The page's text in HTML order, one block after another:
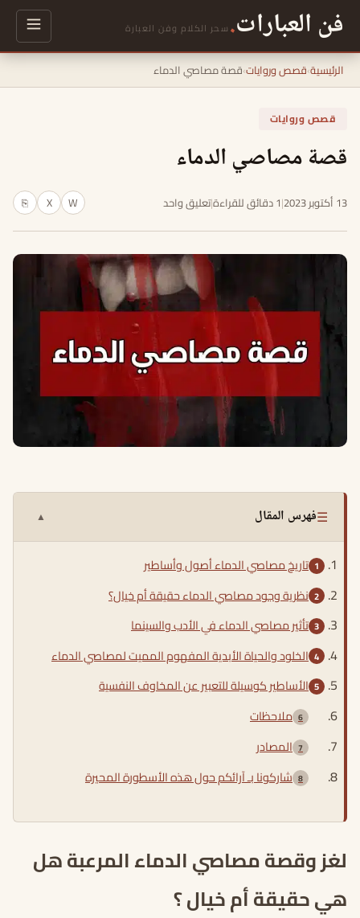
فن العبارات. سحر الكلام وفن العبارة
الرئيسية›قصص وروايات›قصة مصاصي الدماء
قصص وروايات
قصة مصاصي الدماء
13 أكتوبر 2023 |1 دقائق للقراءة |تعليق واحد W
X
⎘
☰فهرس المقال ▲
تاريخ مصاصي الدماء أصول وأساطير
نظرية وجود مصاصي الدماء حقيقة أم خيال؟
تأثير مصاصي الدماء في الأدب والسينما
الخلود والحياة الأبدية المفهوم المميت لمصاصي الدماء
الأساطير كوسيلة للتعبير عن المخاوف النفسية
ملاحظات
المصادر
شاركونا بـ آرائكم حول هذه الأسطورة المحيرة
لغز وقصة مصاصي الدماء المرعبة هل
هي حقيقة أم خيال ؟